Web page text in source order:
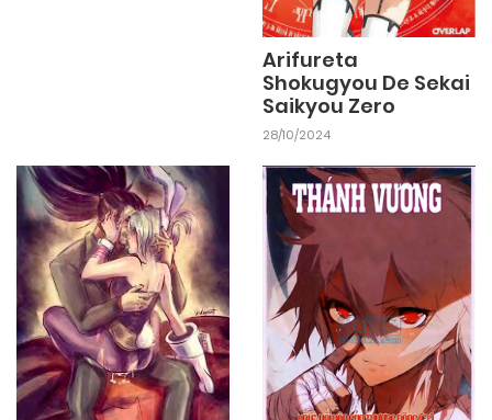
Arifureta
Shokugyou De Sekai
Saikyou Zero
28/10/2024